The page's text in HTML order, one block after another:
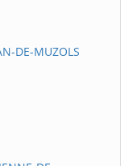
DE-MUZOLS